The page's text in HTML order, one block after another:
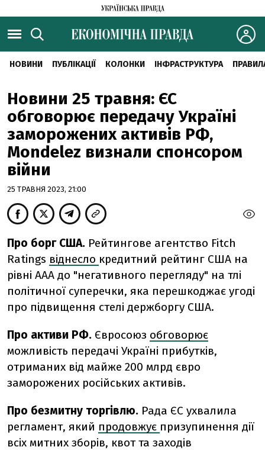
НОВИНИ ПУБЛІКАЦІЇ КОЛОНКИ ІНФРАСТРУКТУРА
Новини 25 травня: ЄС
обговорює передачу Україні
заморожених активів РФ,
Mondelez визнали спонсором
війни
25 ТРАВНЯ 2023, 21:00
Про борг США. Рейтингове агентство Fitch
Ratings віднесло кредитний рейтинг США на
рівні ААА до "негативного перегляду" на тлі
політичної суперечки, яка перешкоджає угоді
про підвищення стелі держборгу США.
Про активи РФ. Євросоюз обговорює
можливість передачі Україні прибутків,
отриманих від майже 200 млрд євро
заморожених російських активів.
Про безмитну торгівлю. Рада ЄС ухвалила
регламент, який продовжує призупинення дії
всіх митних зборів, квот та заходів